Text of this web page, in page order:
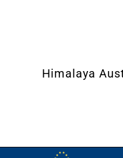
Himalaya